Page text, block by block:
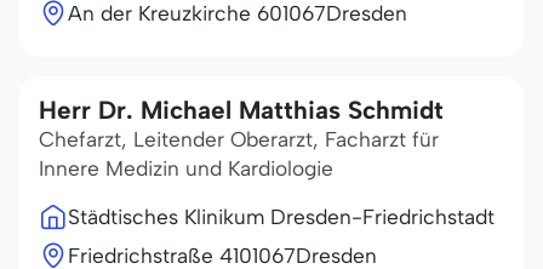
An der Kreuzkirche 601067Dresden
Herr Dr. Michael Matthias Schmidt
Chefarzt, Leitender Oberarzt, Facharzt für
Innere Medizin und Kardiologie
Städtisches Klinikum Dresden-Friedrichstadt
Friedrichstraße 4101067Dresden